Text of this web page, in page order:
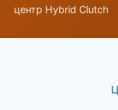
центр Hybrid Clutch